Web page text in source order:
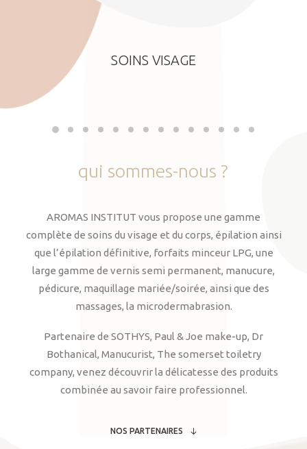
SOINS VISAGE
qui sommes-nous ?
AROMAS INSTITUT vous propose une gamme
complète de soins du visage et du corps, épilation ainsi
que l’épilation définitive, forfaits minceur LPG, une
large gamme de vernis semi permanent, manucure,
pédicure, maquillage mariée/soirée, ainsi que des
massages, la microdermabrasion.
Partenaire de SOTHYS, Paul & Joe make-up, Dr
Bothanical, Manucurist, The somerset toiletry
company, venez découvrir la délicatesse des produits
combinée au savoir faire professionnel.
NOS PARTENAIRES